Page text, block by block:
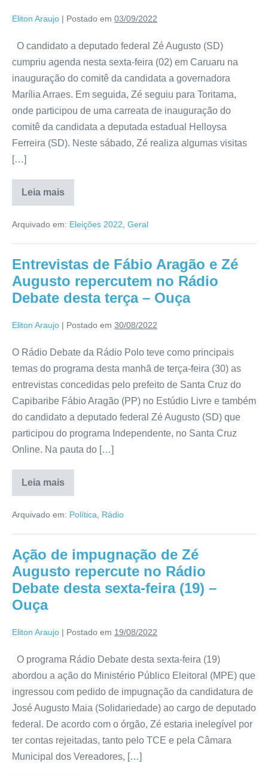
Eliton Araujo | Postado em 03/09/2022
O candidato a deputado federal Zé Augusto (SD)
cumpriu agenda nesta sexta-feira (02) em Caruaru na
inauguração do comitê da candidata a governadora
Marília Arraes. Em seguida, Zé seguiu para Toritama,
onde participou de uma carreata de inauguração do
comitê da candidata a deputada estadual Helloysa
Ferreira (SD). Neste sábado, Zé realiza algumas visitas
[…]
Leia mais
Arquivado em: Eleições 2022 Geral
Entrevistas de Fábio Aragão e Zé
Augusto repercutem no Rádio
Debate desta terça – Ouça
Eliton Araujo | Postado em 30/08/2022
O Rádio Debate da Rádio Polo teve como principais
temas do programa desta manhã de terça-feira (30) as
entrevistas concedidas pelo prefeito de Santa Cruz do
Capibaribe Fábio Aragão (PP) no Estúdio Livre e também
do candidato a deputado federal Zé Augusto (SD) que
participou do programa Independente, no Santa Cruz
Online. Na pauta do […]
Leia mais
Arquivado em: Política Rádio
Ação de impugnação de Zé
Augusto repercute no Rádio
Debate desta sexta-feira (19) –
Ouça
Eliton Araujo | Postado em 19/08/2022
O programa Rádio Debate desta sexta-feira (19)
abordou a ação do Ministério Público Eleitoral (MPE) que
ingressou com pedido de impugnação da candidatura de
José Augusto Maia (Solidariedade) ao cargo de deputado
federal. De acordo com o órgão, Zé estaria inelegível por
ter contas rejeitadas, tanto pelo TCE e pela Câmara
Municipal dos Vereadores, […]